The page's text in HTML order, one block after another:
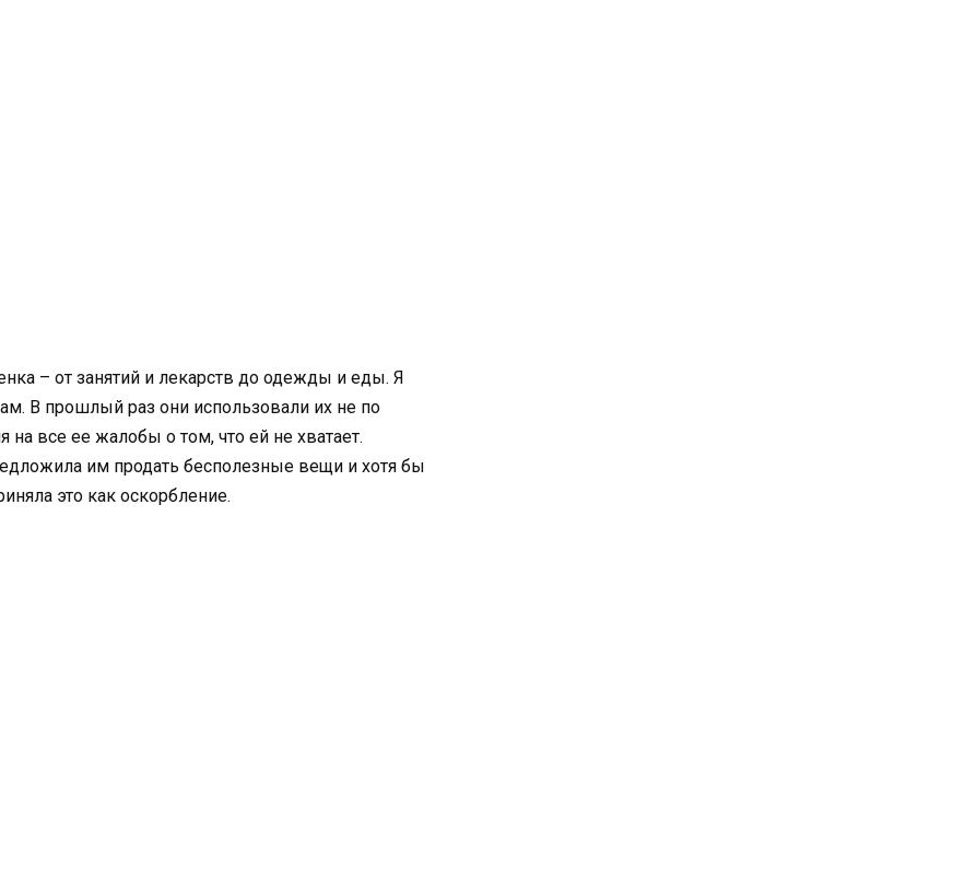
– от занятий и лекарств до одежды и еды. Я
В прошлый раз они использовали их не по
все ее жалобы о том, что ей не хватает.
им продать бесполезные вещи и хотя бы
это как оскорбление.